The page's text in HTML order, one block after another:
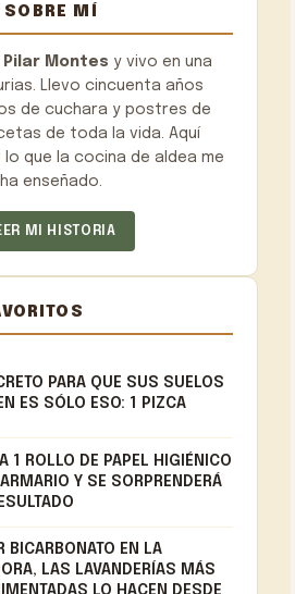
SOBRE MÍ
Pilar Montes y vivo en una
Llevo cincuenta años
de cuchara y postres de
de toda la vida. Aquí
que la cocina de aldea me
ha enseñado.
MI HISTORIA
PARA QUE SUS SUELOS
ES SÓLO ESO: 1 PIZCA
1 ROLLO DE PAPEL HIGIÉNICO
ARMARIO Y SE SORPRENDERÁ
BICARBONATO EN LA
LAS LAVANDERÍAS MÁS
LO HACEN DESDE